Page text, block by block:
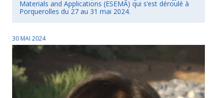
Materials and Applications (ESEMA) qui s’est déroulé à
Porquerolles du 27 au 31 mai 2024.
30 MAI 2024